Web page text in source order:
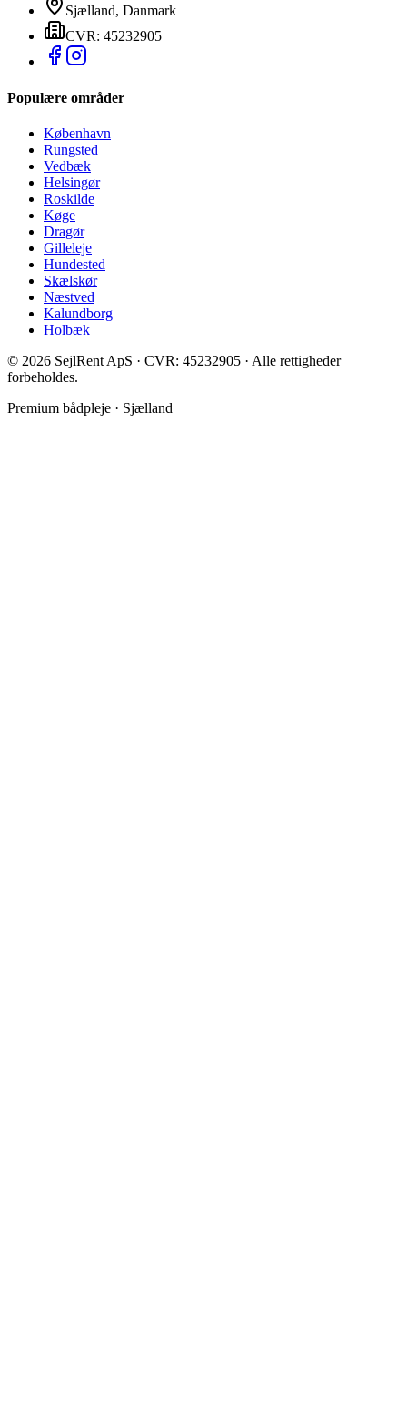
Sjælland, Danmark
CVR: 45232905
Populære områder
København
Rungsted
Vedbæk
Helsingør
Roskilde
Køge
Dragør
Gilleleje
Hundested
Skælskør
Næstved
Kalundborg
Holbæk
© 2026 SejlRent ApS · CVR: 45232905 · Alle rettigheder
forbeholdes.
Premium bådpleje · Sjælland